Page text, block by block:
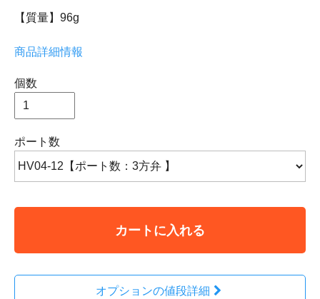
【質量】96g
商品詳細情報
個数
ポート数
カートに入れる
オプションの値段詳細